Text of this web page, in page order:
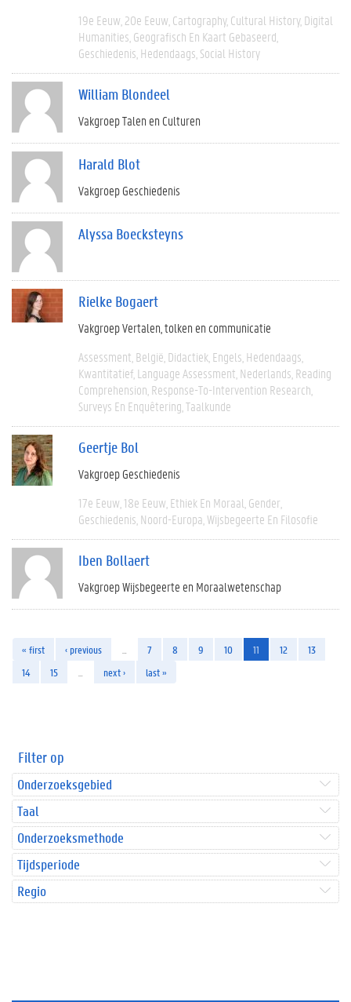
19e Eeuw 20e Eeuw Cartography Cultural History Digital
Humanities Geografisch En Kaart Gebaseerd
Geschiedenis Hedendaags Social History
William Blondeel
Vakgroep Talen en Culturen
Harald Blot
Vakgroep Geschiedenis
Alyssa Boecksteyns
Rielke Bogaert
Vakgroep Vertalen, tolken en communicatie
Assessment België Didactiek Engels Hedendaags
Kwantitatief Language Assessment Nederlands Reading
Comprehension Response-To-Intervention Research
Surveys En Enquêtering Taalkunde
Geertje Bol
Vakgroep Geschiedenis
17e Eeuw 18e Eeuw Ethiek En Moraal Gender
Geschiedenis Noord-Europa Wijsbegeerte En Filosofie
Iben Bollaert
Vakgroep Wijsbegeerte en Moraalwetenschap
« first ‹ previous 7 8 9 10 11 12
13
14
15 next › last »
Filter op
Onderzoeksgebied
Taal
Onderzoeksmethode
Tijdsperiode
Regio